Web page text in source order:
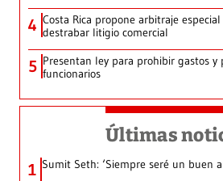
4 Costa Rica propone arbitraje
destrabar litigio comercial
5 Presentan ley para prohibir gastos y
funcionarios
Últimas
1 Sumit Seth: ‘Siempre seré un buen